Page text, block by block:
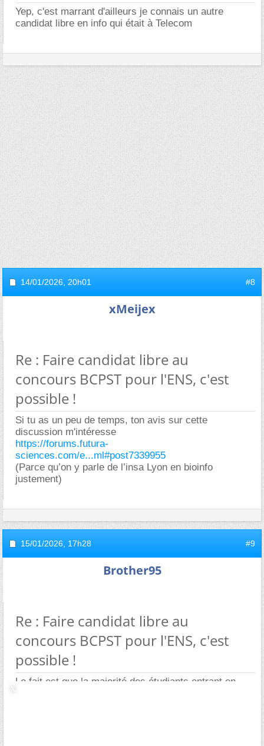
Yep, c'est marrant d'ailleurs je connais un autre
candidat libre en info qui était à Telecom
14/01/2026, 20h01 #8
xMeijex
Re : Faire candidat libre au
concours BCPST pour l'ENS, c'est
possible !
Si tu as un peu de temps, ton avis sur cette
discussion m'intéresse
https://forums.futura-
sciences.com/e...ml#post7339955
(Parce qu’on y parle de l’insa Lyon en bioinfo
justement)
15/01/2026, 17h28 #9
Brother95
Re : Faire candidat libre au
concours BCPST pour l'ENS, c'est
possible !
Le fait est que la majorité des étudiants entrant en